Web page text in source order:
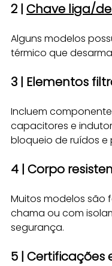
2 | Chave liga/
Alguns modelos
térmico que
3 | Elementos
Incluem
capacitores e
bloqueio de ruídos e
4 | Corpo
Muitos modelos são
chama ou com
segurança.
5 | Certificações